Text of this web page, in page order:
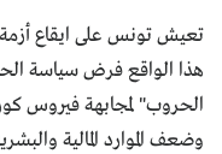
تعيش تونس على ايقاع
هذا الواقع فرض سياسة
الحروب" لمجابهة فيروس
وضعف الموارد المالية